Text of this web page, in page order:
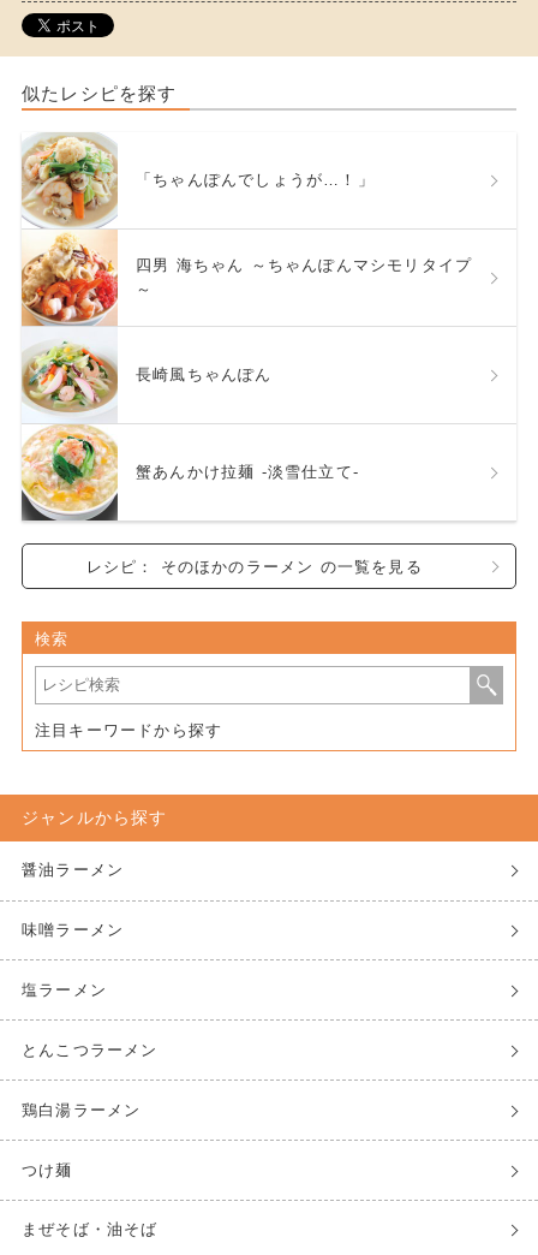
似たレシピを探す
「ちゃんぽんでしょうが…！」
四男 海ちゃん ～ちゃんぽんマシモリタイプ
～
長崎風ちゃんぽん
蟹あんかけ拉麺 -淡雪仕立て-
レシピ： そのほかのラーメン の一覧を見る
検索
注目キーワードから探す
ジャンルから探す
醤油ラーメン
味噌ラーメン
塩ラーメン
とんこつラーメン
鶏白湯ラーメン
つけ麺
まぜそば・油そば